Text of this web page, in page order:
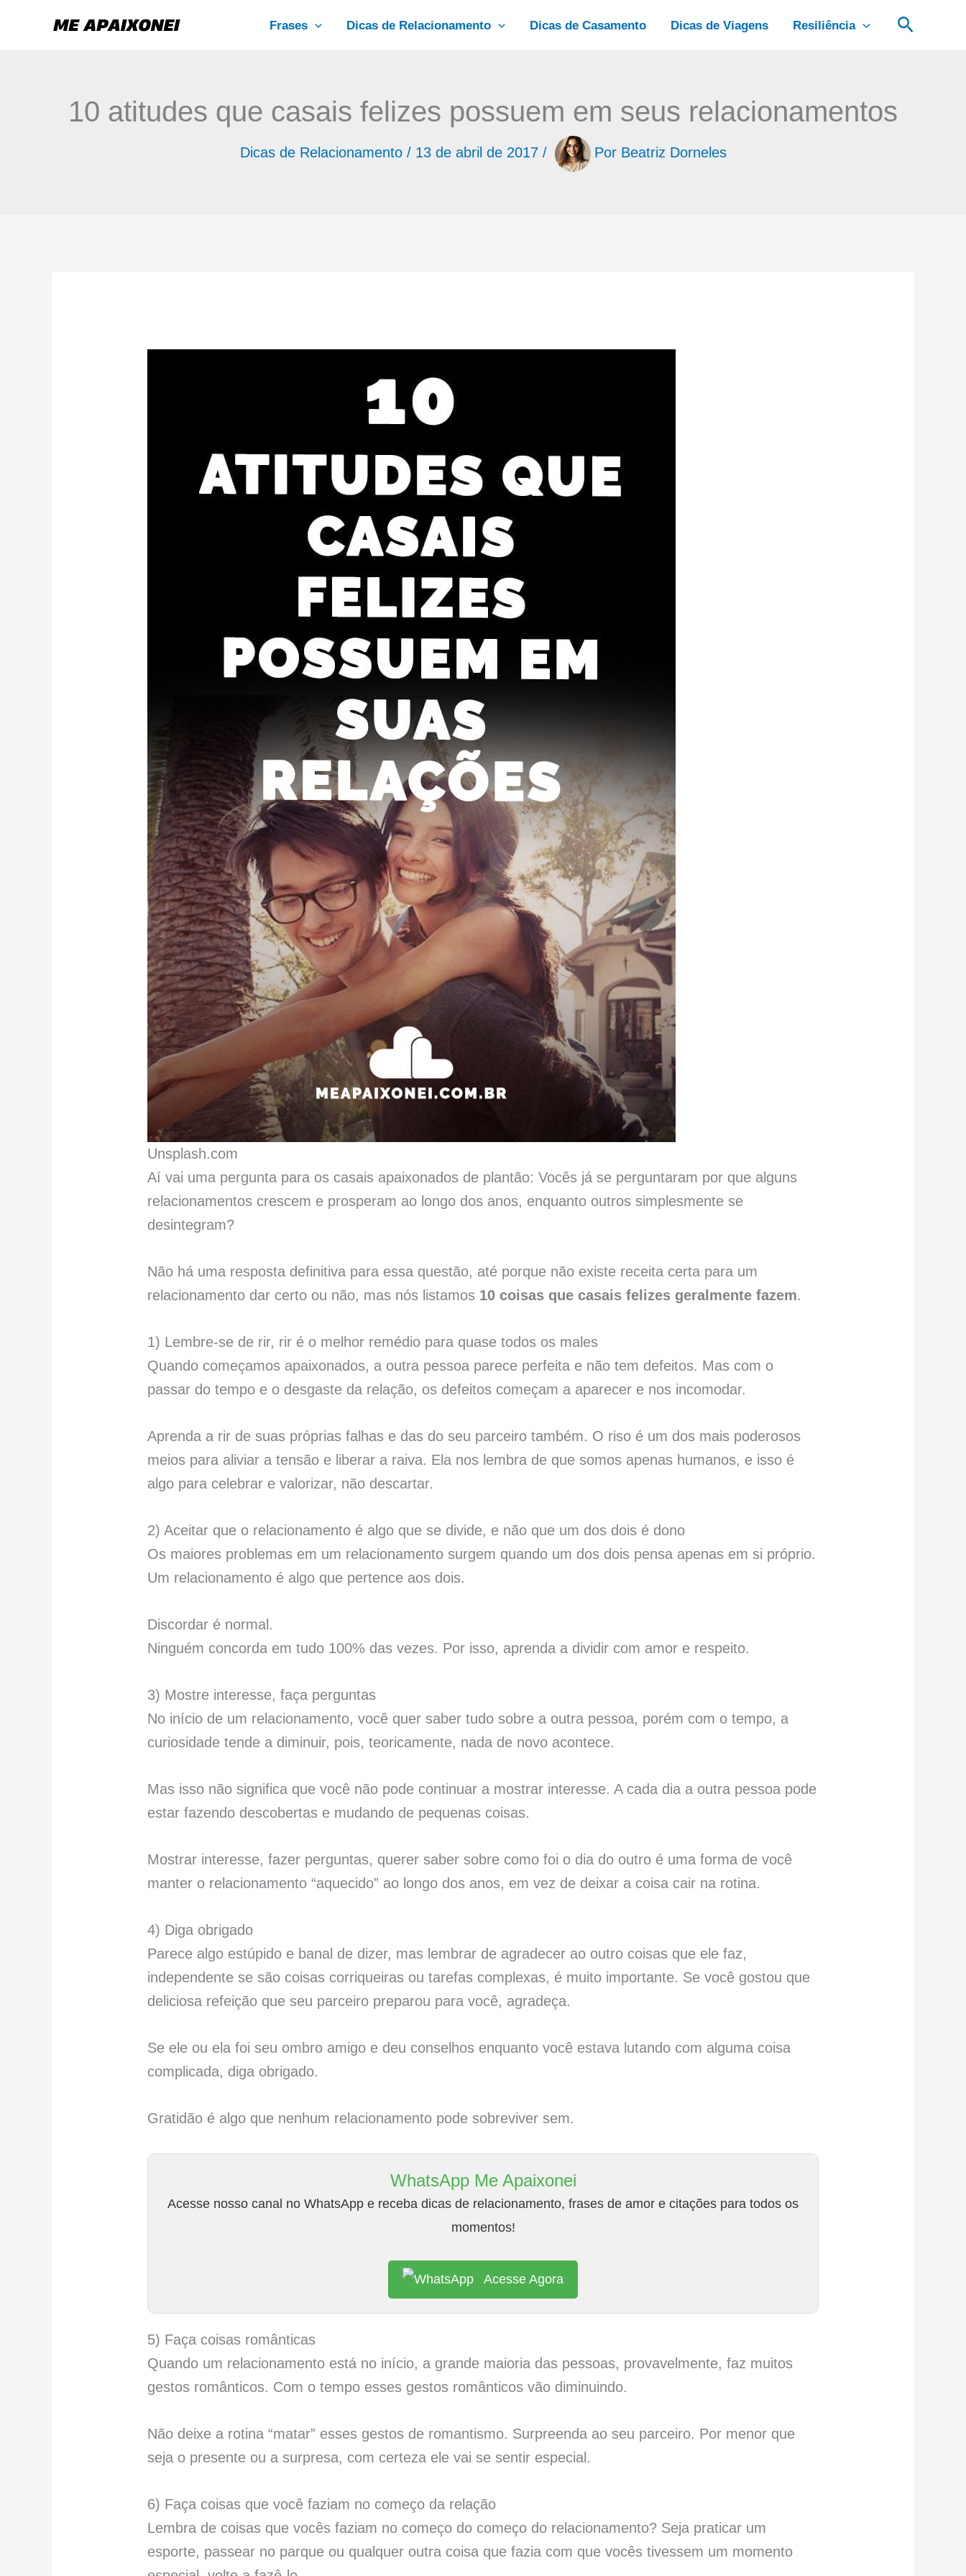
Frases Dicas de Relacionamento Dicas de Casamento Dicas de Viagens Resiliência
10 atitudes que casais felizes possuem em seus relacionamentos
Dicas de Relacionamento/ 13 de abril de 2017 / Por Beatriz Dorneles
Unsplash.com
Aí vai uma pergunta para os casais apaixonados de plantão: Vocês já se perguntaram por que alguns
relacionamentos crescem e prosperam ao longo dos anos, enquanto outros simplesmente se
desintegram?
Não há uma resposta definitiva para essa questão, até porque não existe receita certa para um
relacionamento dar certo ou não, mas nós listamos 10 coisas que casais felizes geralmente fazem.
1) Lembre-se de rir, rir é o melhor remédio para quase todos os males
Quando começamos apaixonados, a outra pessoa parece perfeita e não tem defeitos. Mas com o
passar do tempo e o desgaste da relação, os defeitos começam a aparecer e nos incomodar.
Aprenda a rir de suas próprias falhas e das do seu parceiro também. O riso é um dos mais poderosos
meios para aliviar a tensão e liberar a raiva. Ela nos lembra de que somos apenas humanos, e isso é
algo para celebrar e valorizar, não descartar.
2) Aceitar que o relacionamento é algo que se divide, e não que um dos dois é dono
Os maiores problemas em um relacionamento surgem quando um dos dois pensa apenas em si próprio.
Um relacionamento é algo que pertence aos dois.
Discordar é normal.
Ninguém concorda em tudo 100% das vezes. Por isso, aprenda a dividir com amor e respeito.
3) Mostre interesse, faça perguntas
No início de um relacionamento, você quer saber tudo sobre a outra pessoa, porém com o tempo, a
curiosidade tende a diminuir, pois, teoricamente, nada de novo acontece.
Mas isso não significa que você não pode continuar a mostrar interesse. A cada dia a outra pessoa pode
estar fazendo descobertas e mudando de pequenas coisas.
Mostrar interesse, fazer perguntas, querer saber sobre como foi o dia do outro é uma forma de você
manter o relacionamento “aquecido” ao longo dos anos, em vez de deixar a coisa cair na rotina.
4) Diga obrigado
Parece algo estúpido e banal de dizer, mas lembrar de agradecer ao outro coisas que ele faz,
independente se são coisas corriqueiras ou tarefas complexas, é muito importante. Se você gostou que
deliciosa refeição que seu parceiro preparou para você, agradeça.
Se ele ou ela foi seu ombro amigo e deu conselhos enquanto você estava lutando com alguma coisa
complicada, diga obrigado.
Gratidão é algo que nenhum relacionamento pode sobreviver sem.
WhatsApp Me Apaixonei
Acesse nosso canal no WhatsApp e receba dicas de relacionamento, frases de amor e citações para todos os
momentos!
Acesse Agora
5) Faça coisas românticas
Quando um relacionamento está no início, a grande maioria das pessoas, provavelmente, faz muitos
gestos românticos. Com o tempo esses gestos românticos vão diminuindo.
Não deixe a rotina “matar” esses gestos de romantismo. Surpreenda ao seu parceiro. Por menor que
seja o presente ou a surpresa, com certeza ele vai se sentir especial.
6) Faça coisas que você faziam no começo da relação
Lembra de coisas que vocês faziam no começo do começo do relacionamento? Seja praticar um
esporte, passear no parque ou qualquer outra coisa que fazia com que vocês tivessem um momento